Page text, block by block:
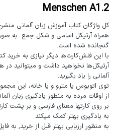
Menschen A1.2
همراه آرتیکل اسامی و شکل جمع به
گنجانده شده است.
با این فلش‌کارت‌ها دیگر نیازی به خرید
آرتیکل‌ها نخواهید داشت و میتوانید در
آلمانی را یاد بگیرید.
توی اتوبوس یا مترو و یا خانه، این
از اوقات مرده به منظور یادگیری زبان
بر روی کارتها معنای فارسی و بر پشت
به یادگیری بهتر کمک میکند
به منظور ارزیابی بهتر قبل از خرید, به